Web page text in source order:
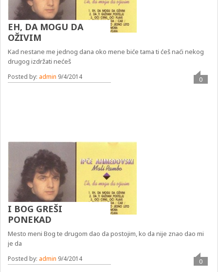
EH, DA MOGU DA
OŽIVIM
Kad nestane me jednog dana oko mene biće tama ti ćeš naći nekog
drugog izdržati nećeš
Posted by: admin 9/4/2014 0
I BOG GREŠI
PONEKAD
Mesto meni Bog te drugom dao da postojim, ko da nije znao dao mi
je da
Posted by: admin 9/4/2014 0